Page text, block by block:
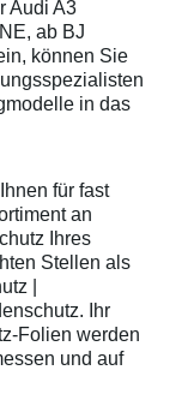
Schutzpads
sollten die
Griffmulden
Aussenrändern
mindestens
diese danach
anstreichen -
Lackschutzfolie
erwärmen und
ausstreichen.
kontaktieren
telefonisch.
transparente
Audi A3
ab BJ
können Sie
in das
für fast
an
Ihres
Stellen als
|
Ihr
Folien werden
und auf